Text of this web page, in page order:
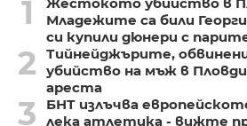
1
Младежите са били
си купили дюнери с
2
Тийнейджърите,
убийство на мъж в
ареста
3
БНТ излъчва
лека атлетика - вижте